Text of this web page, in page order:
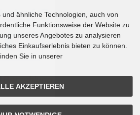
ähnliche Technologien, auch von
Funktionsweise der Website zu
unseres Angebotes zu analysieren
Einkaufserlebnis bieten zu können.
Sie in unserer
AKZEPTIEREN